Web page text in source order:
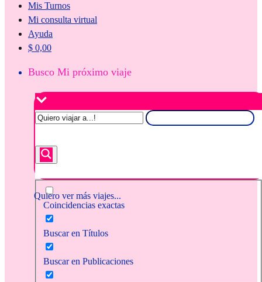
Mis Turnos
Mi consulta virtual
Ayuda
$ 0,00
Busco Mi próximo viaje
Quiero ver más viajes...
Coincidencias exactas
Buscar en Títulos
Buscar en Publicaciones